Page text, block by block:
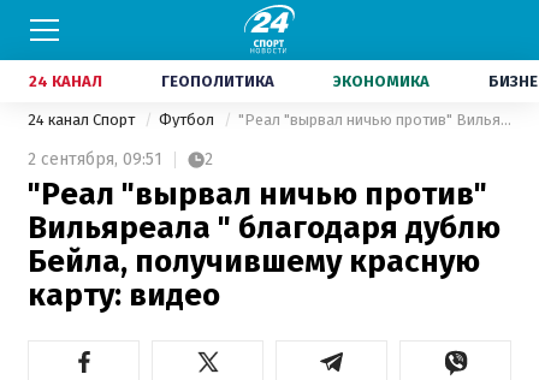
24 КАНАЛ ГЕОПОЛИТИКА ЭКОНОМИКА
24 канал Спорт Футбол "Реал "вырвал ничью против" Вильяреала " благодаря дублю Бейла, получившему красную карту: видео
2 сентября, 09:51 2
"Реал "вырвал ничью против"
Вильяреала " благодаря дублю
Бейла, получившему красную
карту: видео